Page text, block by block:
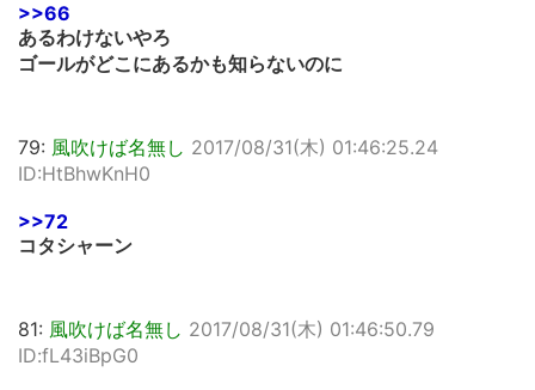
>>66
あるわけないやろ
ゴールがどこにあるかも知らないのに
79: 風吹けば名無し 2017/08/31(木) 01:46:25.24
ID:HtBhwKnH0
>>72
コタシャーン
81: 風吹けば名無し 2017/08/31(木) 01:46:50.79
ID:fL43iBpG0